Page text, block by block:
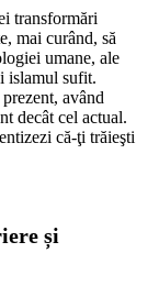
transformări
mai curând, să
umane, ale
islamul sufit.
având
decât cel actual.
că-ţi trăieşti
și